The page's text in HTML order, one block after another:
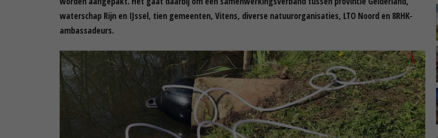
waterschap Rijn en IJssel, tien gemeenten, Vitens, diverse natuurorganisaties, LTO Noord en 8RHK-
ambassadeurs.